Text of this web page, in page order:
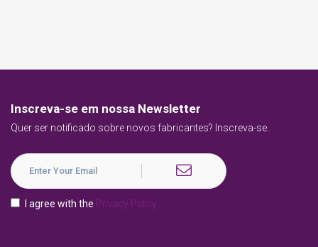
Inscreva-se em nossa Newsletter
Quer ser notificado sobre novos fabricantes? Inscreva-se.
I agree with the Privacy Policy